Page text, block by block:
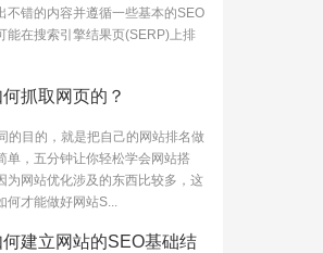
不错的内容并遵循一些基本的SEO
能在搜索引擎结果页(SERP)上排
抓取网页的？
的目的，就是把自己的网站排名做
单，五分钟让你轻松学会网站搭
为网站优化涉及的东西比较多，这
何才能做好网站S...
建立网站的SEO基础结